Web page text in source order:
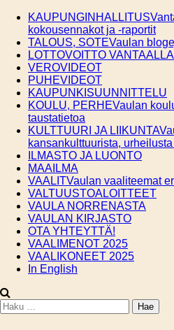
Skip
content
KAUPUNGINHALLITUS
kokousennakot ja -raportit
TALOUS, SOTEVaulan
LOTTOVOITTO
VEROVIDEOT
PUHEVIDEOT
KAUPUNKISUUNNITTELU
KOULU, PERHEVaulan
taustatietoa
KULTTUURI JA LIIKUNTA
kansankulttuurista,
ILMASTO JA LUONTO
MAAILMA
VAALITVaulan vaaliteemat
VALTUUSTOALOITTEET
VAULA NORRENASTA
VAULAN KIRJASTO
OTA YHTEYTTÄ!
VAALIMENOT 2025
VAALIKONEET 2025
In English
Haku: